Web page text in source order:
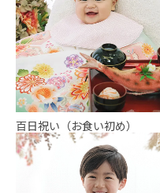
百日祝い（お食い初め）